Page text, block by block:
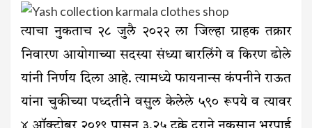
त्याचा नुकताच २८ जुलै २०२२ ला जिल्हा ग्राहक तक्रार
निवारण आयोगाच्या सदस्या संध्या बारलिंगे व किरण ढोले
यांनी निर्णय दिला आहे. त्यामध्ये फायनान्स कंपनीने राऊत
यांना चुकीच्या पध्दतीने वसुल केलेले ५९० रूपये व त्यावर